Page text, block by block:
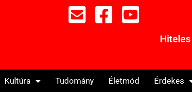
Kultúra Tudomány Életmód Érdekes